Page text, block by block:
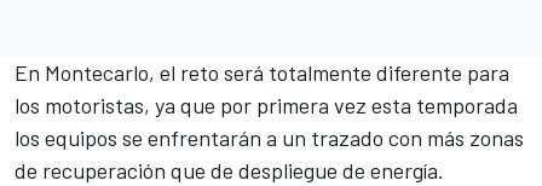
En Montecarlo, el reto será totalmente diferente para
los motoristas, ya que por primera vez esta temporada
los equipos se enfrentarán a un trazado con más zonas
de recuperación que de despliegue de energía.